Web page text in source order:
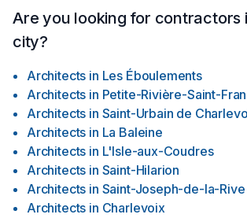
needs in mind.
Are you looking for contractors
city?
Architects in Les Éboulements
Architects in Petite-Rivière-Saint-
Architects in Saint-Urbain de
Architects in La Baleine
Architects in L'Isle-aux-Coudres
Architects in Saint-Hilarion
Architects in Saint-Joseph-de-la-Rive
Architects in Charlevoix